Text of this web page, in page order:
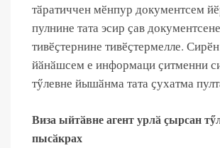
тӑратиччен мӗнпур документсем
пулнине тата эсир ҫав документсене
тивӗҫтернине тивӗҫтермелле.
йӑнӑшсем е информаци ҫитменни
тӳлевне йышӑнма тата ҫухатма
Виза ыйтӑвне агент урлӑ ҫырсан
пысӑкрах